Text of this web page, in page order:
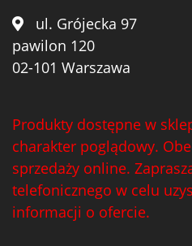
ul. Grójecka 97
pawilon 120
02-101 Warszawa
Produkty dostępne w
charakter poglądowy.
sprzedaży online.
telefonicznego w celu
informacji o ofercie.